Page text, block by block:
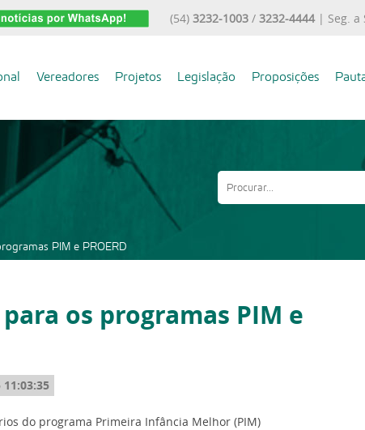
(54) 3232-1003 / 3232-4444| Seg. a
Vereadores Projetos Legislação Proposições
PIM e PROERD
os programas PIM e
do programa Primeira Infância Melhor (PIM)